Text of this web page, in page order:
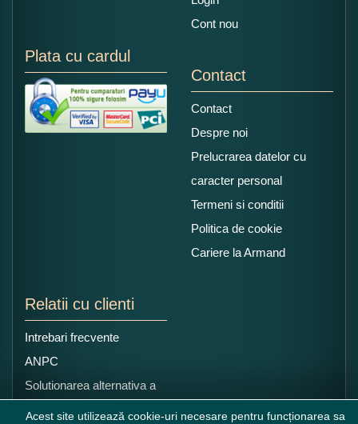
Cont nou
Plata cu cardul
Contact
Contact
Despre noi
Prelucrarea datelor cu
caracter personal
Termeni si conditii
Politica de cookie
Cariere la Armand
Relatii cu clienti
Intrebari frecvente
ANPC
Solutionarea alternativa a
litigiilor
Acest site utilizează cookie-uri necesare pentru funcționarea sa